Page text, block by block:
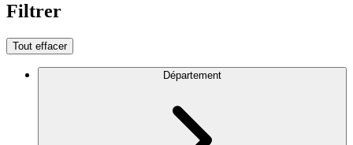
Filtrer
Tout effacer
Département